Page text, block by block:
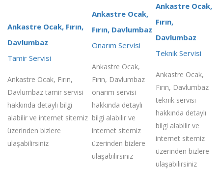
Ankastre Ocak, Fırın,
Davlumbaz
Tamir Servisi
Ankastre Ocak, Fırın,
Davlumbaz tamir servisi
hakkında detaylı bilgi
alabilir ve internet sitemiz
üzerinden bizlere
ulaşabilirsiniz
Ankastre Ocak,
Fırın, Davlumbaz
Onarım Servisi
Ankastre Ocak,
Fırın, Davlumbaz
onarım servisi
hakkında detaylı
bilgi alabilir ve
internet sitemiz
üzerinden bizlere
ulaşabilirsiniz
Ankastre Ocak,
Fırın,
Davlumbaz
Teknik Servisi
Ankastre Ocak,
Fırın, Davlumbaz
teknik servisi
hakkında detaylı
bilgi alabilir ve
internet sitemiz
üzerinden bizlere
ulaşabilirsiniz